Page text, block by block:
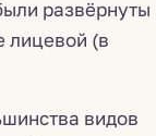
развёрнуты
лицевой (в
видов